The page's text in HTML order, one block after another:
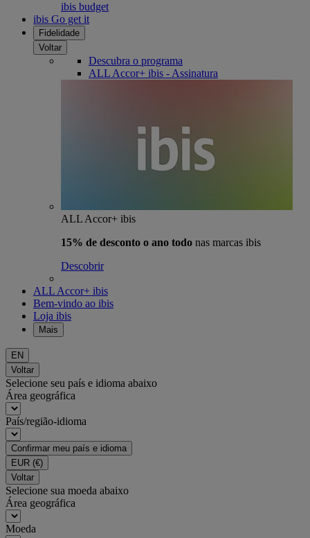
ibis budget
ibis Go get it
Fidelidade
Voltar
Descubra o programa
ALL Accor+ ibis - Assinatura
ALL Accor+ ibis
15% de desconto o ano todo nas marcas ibis
Descobrir
ALL Accor+ ibis
Bem-vindo ao ibis
Loja ibis
Mais
EN
Voltar
Selecione seu país e idioma abaixo
Área geográfica
País/região-idioma
Confirmar meu país e idioma
EUR (€)
Voltar
Selecione sua moeda abaixo
Área geográfica
Moeda